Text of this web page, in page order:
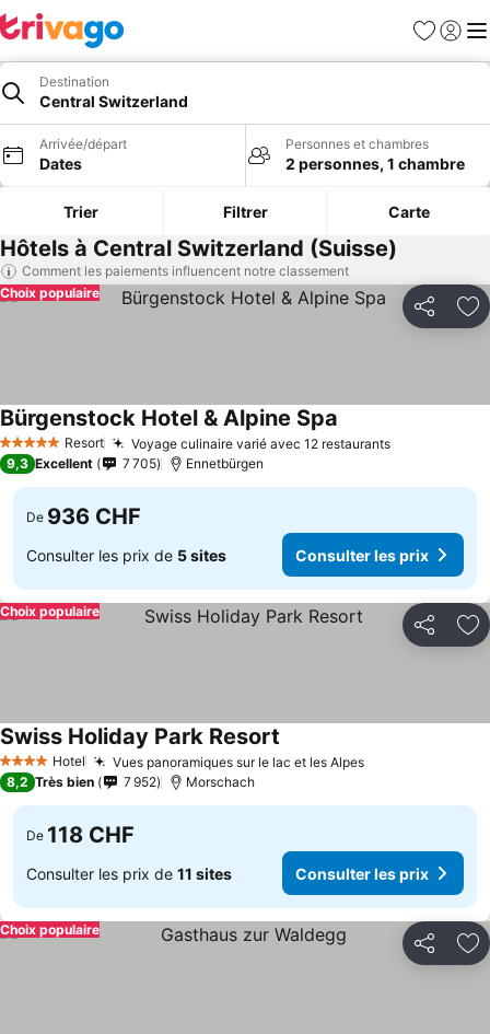
Favoris
Se
Destination
Central Switzerland
Arrivée/départ
Dates
Personnes et chambres
2 personnes, 1 chambre
Trier Filtrer Carte
Hôtels à Central Switzerland (Suisse)
Comment les paiements influencent notre classement
Partager
Choix populaire
5 Étoiles Resort Voyage culinaire varié avec 12 restaurants
Bürgenstock Hotel & Alpine Spa
9,3 Excellent 7 705 Ennetbürgen
De 936 CHF
Consulter les prix de 5 sites Consulter les prix
Partager
Choix populaire
4 Étoiles Hotel Vues panoramiques sur le lac et les Alpes
Swiss Holiday Park Resort
8,2 Très bien 7 952 Morschach
De 118 CHF
Consulter les prix de 11 sites Consulter les prix
Partager
Choix populaire